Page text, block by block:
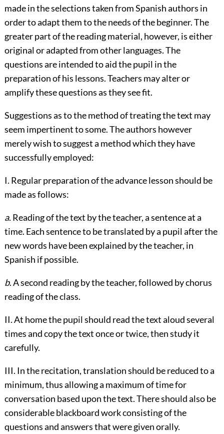
made in the selections taken from Spanish authors in
order to adapt them to the needs of the beginner. The
greater part of the reading material, however, is either
original or adapted from other languages. The
questions are intended to aid the pupil in the
preparation of his lessons. Teachers may alter or
amplify these questions as they see fit.
Suggestions as to the method of treating the text may
seem impertinent to some. The authors however
merely wish to suggest a method which they have
successfully employed:
I. Regular preparation of the advance lesson should be
made as follows:
a. Reading of the text by the teacher, a sentence at a
time. Each sentence to be translated by a pupil after the
new words have been explained by the teacher, in
Spanish if possible.
b. A second reading by the teacher, followed by chorus
reading of the class.
II. At home the pupil should read the text aloud several
times and copy the text once or twice, then study it
carefully.
III. In the recitation, translation should be reduced to a
minimum, thus allowing a maximum of time for
conversation based upon the text. There should also be
considerable blackboard work consisting of the
questions and answers that were given orally.